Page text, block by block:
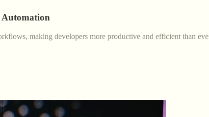
Automation
making developers more productive and efficient than